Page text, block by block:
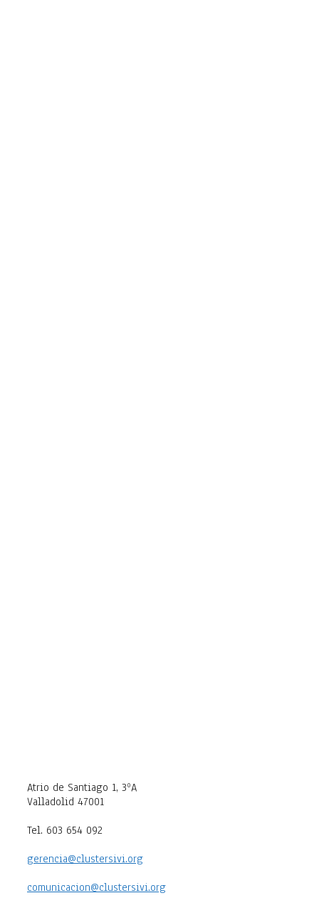
Atrio de Santiago 1, 3ºA
Valladolid 47001
Tel. 603 654 092
gerencia@clustersivi.org
comunicacion@clustersivi.org